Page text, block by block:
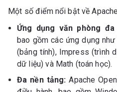
Một số điểm nổi bật về
Ứng dụng văn phòng
bao gồm các ứng dụng
(bảng tính), Impress (trình
dữ liệu) và Math (toán học).
Đa nền tảng: Apache